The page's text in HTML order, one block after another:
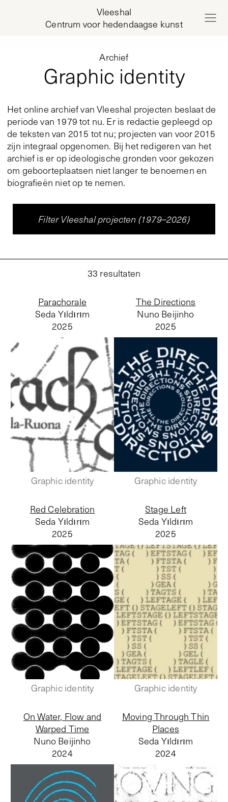
Vleeshal
Centrum voor hedendaagse kunst
Archief
Graphic identity
Het online archief van Vleeshal projecten beslaat de
periode van 1979 tot nu. Er is redactie gepleegd op
de teksten van 2015 tot nu; projecten van voor 2015
zijn integraal opgenomen. Bij het redigeren van het
archief is er op ideologische gronden voor gekozen
om geboorteplaatsen niet langer te benoemen en
biografieën niet op te nemen.
Filter Vleeshal projecten (1979–2026)
33 resultaten
Parachorale
Seda Yıldırım
2025
Graphic identity
The Directions
Nuno Beijinho
2025
Graphic identity
Red Celebration
Seda Yıldırım
2025
Graphic identity
Stage Left
Seda Yıldırım
2025
Graphic identity
On Water, Flow and
Warped Time
Nuno Beijinho
2024
Moving Through Thin
Places
Seda Yıldırım
2024